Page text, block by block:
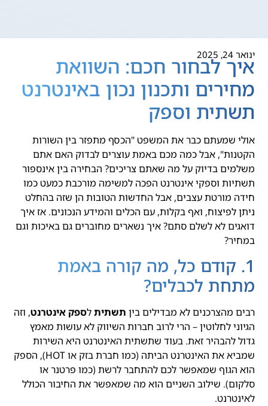
ינואר 24, 2025
איך לבחור חכם: השוואת
מחירים ותכנון נכון באינטרנט
תשתית וספק
אולי שמעתם כבר את המשפט "הכסף מתפזר בין השורות
הקטנות", אבל כמה מכם באמת עוצרים לבדוק האם אתם
משלמים בדיוק על מה שאתם צריכים? הבחירה בין אינספור
תשתיות וספקי אינטרנט הפכה למשימה מורכבת כמעט כמו
חידה מורטת עצבים, אבל החדשות הטובות הן שזה בהחלט
ניתן לפיצוח, ואף בקלות, עם הכלים והמידע הנכונים. אז איך
דואגים לא לשלם סתם? איך נשארים מחוברים גם באיכות וגם
במחיר?
1. קודם כל, מה קורה באמת
מתחת לכבלים?
רבים מהצרכנים לא מבדילים בין תשתיתלספק אינטרנט, וזה
הגיוני לחלוטין – הרי לרוב חברות השיווק לא עושות מאמץ
גדול להבהיר זאת. בעוד שתשתית האינטרנט היא השירות
שמביא את האינטרנט הביתה (כמו חברת בזק או HOT), הספק
הוא הגוף שמאפשר לכם להתחבר לרשת (כמו פרטנר או
סלקום). שילוב השניים הוא מה שמאפשר את החיבור הכולל
לאינטרנט.